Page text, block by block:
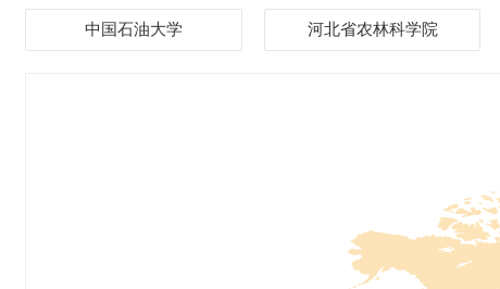
中国石油大学 河北省农林科学院